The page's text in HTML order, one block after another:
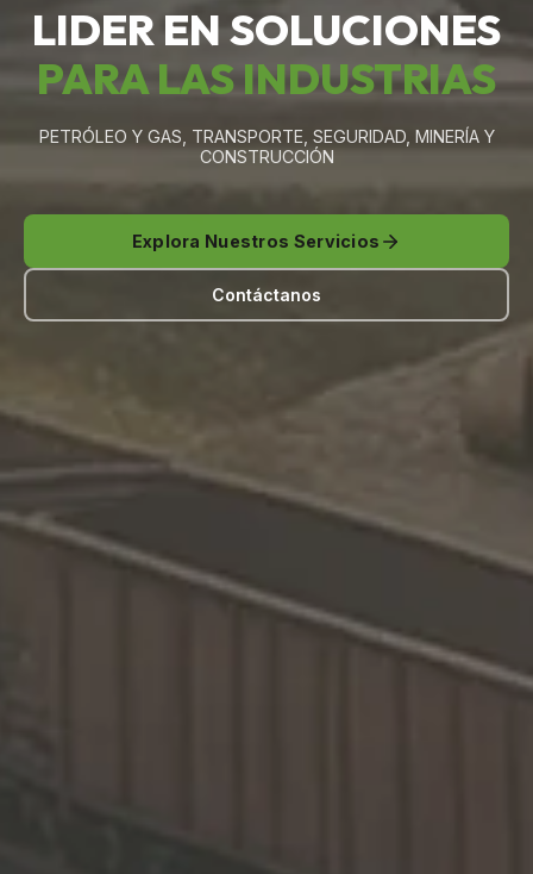
LIDER EN SOLUCIONES
PARA LAS INDUSTRIAS
PETRÓLEO Y GAS, TRANSPORTE, SEGURIDAD, MINERÍA Y
CONSTRUCCIÓN
Explora Nuestros Servicios
Contáctanos